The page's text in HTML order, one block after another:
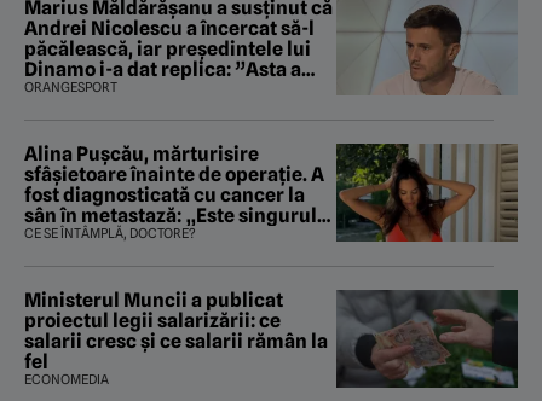
Marius Măldărăşanu a susţinut că
Andrei Nicolescu a încercat să-l
păcălească, iar preşedintele lui
Dinamo i-a dat replica: ”Asta a
fost istoria”
ORANGESPORT
Alina Pușcău, mărturisire
sfâșietoare înainte de operație. A
fost diagnosticată cu cancer la
sân în metastază: „Este singurul
tratament care o să mă ajute să
CE SE ÎNTÂMPLĂ, DOCTORE?
Ministerul Muncii a publicat
proiectul legii salarizării: ce
salarii cresc și ce salarii rămân la
fel
ECONOMEDIA